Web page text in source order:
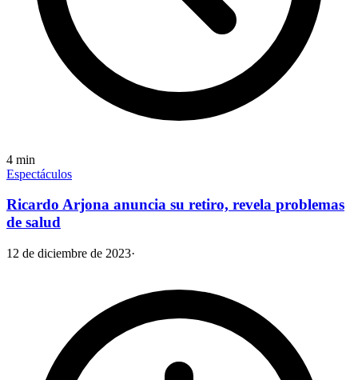
4 min
Espectáculos
Ricardo Arjona anuncia su retiro, revela problemas
de salud
12 de diciembre de 2023·